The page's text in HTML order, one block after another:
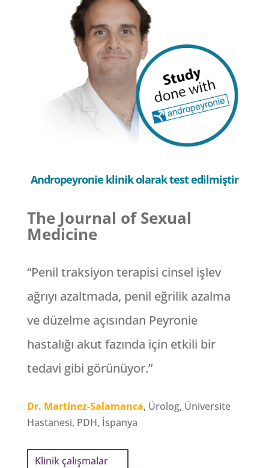
Andropeyronie klinik olarak test edilmiştir
The Journal of Sexual
Medicine
“Penil traksiyon terapisi cinsel işlev
ağrıyı azaltmada, penil eğrilik azalma
ve düzelme açısından Peyronie
hastalığı akut fazında için etkili bir
tedavi gibi görünüyor.”
Dr. Martínez-Salamanca, Ürolog, Üniversite
Hastanesi, PDH, İspanya
Klinik çalışmalar